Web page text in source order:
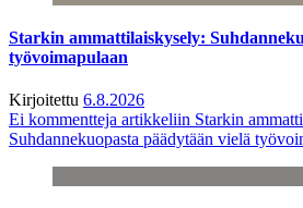
Starkin ammattilaiskysely:
työvoimapulaan
Kirjoitettu 6.8.2026
Ei kommentteja artikkeliin Starkin
Suhdannekuopasta päädytään vielä